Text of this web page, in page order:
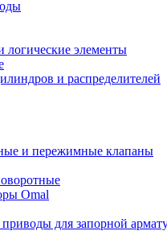
элементы
и распределителей
и пережимные клапаны
Omal
для запорной